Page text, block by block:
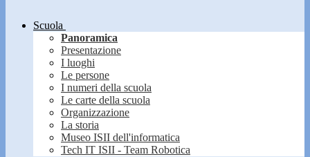
Scuola
Panoramica
Presentazione
I luoghi
Le persone
I numeri della scuola
Le carte della scuola
Organizzazione
La storia
Museo ISII dell'informatica
Tech IT ISII - Team Robotica